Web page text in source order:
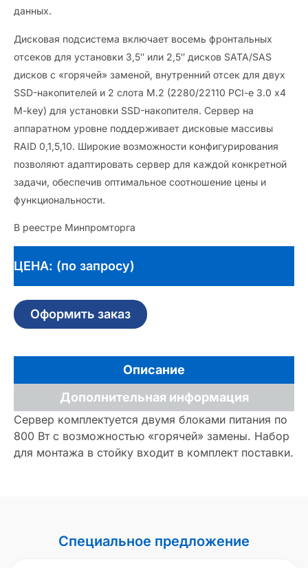
данных.
Дисковая подсистема включает восемь фронтальных
отсеков для установки 3,5″ или 2,5″ дисков SATA/SAS
дисков с «горячей» заменой, внутренний отсек для двух
SSD-накопителей и 2 слота M.2 (2280/22110 PCI-e 3.0 x4
M-key) для установки SSD-накопителя. Сервер на
аппаратном уровне поддерживает дисковые массивы
RAID 0,1,5,10. Широкие возможности конфигурирования
позволяют адаптировать сервер для каждой конкретной
задачи, обеспечив оптимальное соотношение цены и
функциональности.
В реестре Минпромторга
ЦЕНА: (по запросу)
Оформить заказ
Описание
Дополнительная информация
Сервер комплектуется двумя блоками питания по
800 Вт с возможностью «горячей» замены. Набор
для монтажа в стойку входит в комплект поставки.
Специальное предложение